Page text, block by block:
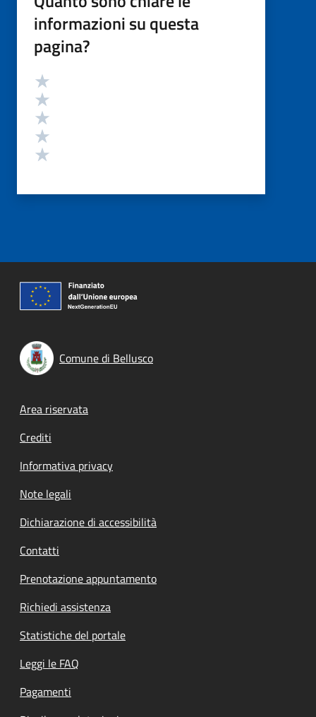
informazioni su questa
pagina?
Valutazione
Comune di Bellusco
Footer menu
Area riservata
Crediti
Informativa privacy
Note legali
Dichiarazione di accessibilità
Contatti
Prenotazione appuntamento
Richiedi assistenza
Statistiche del portale
Leggi le FAQ
Pagamenti